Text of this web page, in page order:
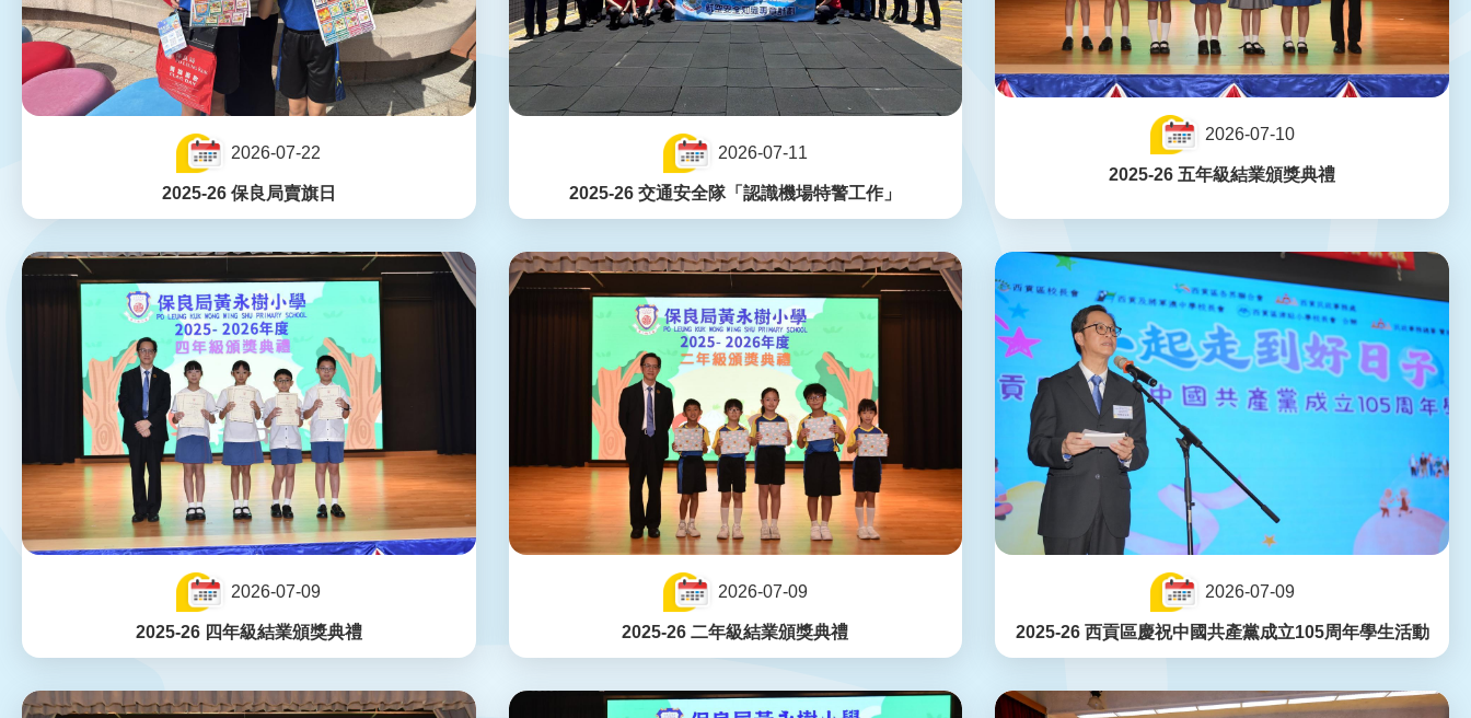
2026-07-22
2025-26 保良局賣旗日
2026-07-11
2025-26 交通安全隊「認識機場特警工作」
2026-07-10
2025-26 五年級結業頒獎典禮
2026-07-09
2025-26 四年級結業頒獎典禮
2026-07-09
2025-26 二年級結業頒獎典禮
2026-07-09
2025-26 西貢區慶祝中國共產黨成立105周年學生活動